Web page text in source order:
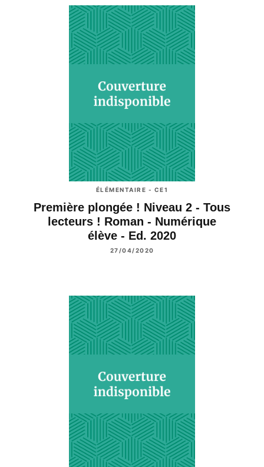
ÉLÉMENTAIRE - CE1
Première plongée ! Niveau 2 - Tous
lecteurs ! Roman - Numérique
élève - Ed. 2020
27/04/2020